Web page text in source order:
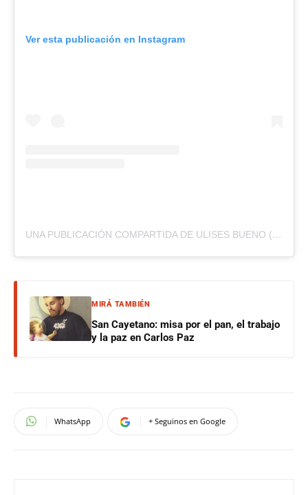
Ver esta publicación en Instagram
UNA PUBLICACIÓN COMPARTIDA DE ULISES BUENO (@SOYULISESBUENO)
MIRÁ TAMBIÉN
San Cayetano: misa por el pan, el trabajo
y la paz en Carlos Paz
WhatsApp + Seguinos en Google